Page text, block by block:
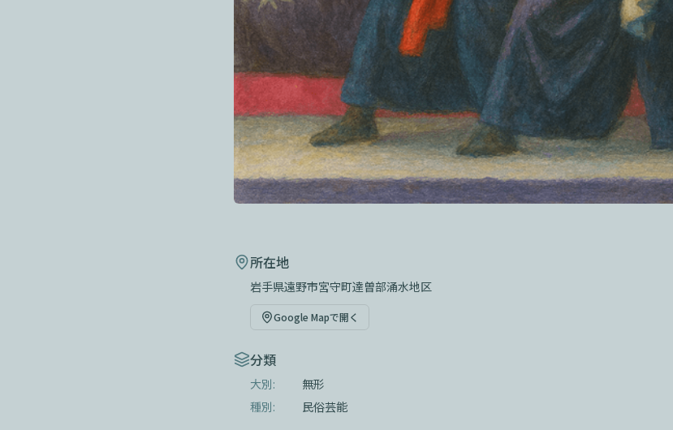
所在地
岩手県遠野市宮守町達曽部涌水地区
Google Mapで開く
分類
大別:
無形
種別:
民俗芸能